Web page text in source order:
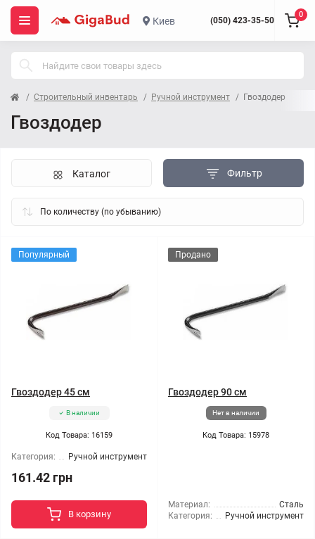
Киев (050) 423-35-50
0
Строительный инвентарь Ручной инструмент Гвоздодер
Гвоздодер
Фильтр
Каталог
Популярный
Гвоздодер 45 см
В наличии
Код Товара: 16159
Категория: Ручной инструмент
161.42 грн
В корзину
Продано
Гвоздодер 90 см
Нет в наличии
Код Товара: 15978
Материал:
Сталь
Категория:
Ручной инструмент